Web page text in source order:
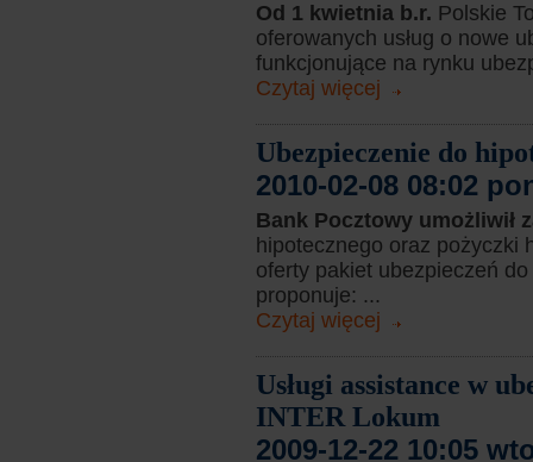
Od 1 kwietnia b.r. Polskie
oferowanych usług o nowe
funkcjonujące na rynku
Czytaj więcej
Ubezpieczenie do
2010-02-08 08:02
Bank Pocztowy umożliwił
hipotecznego oraz pożyczki
oferty pakiet ubezpieczeń
proponuje: ...
Czytaj więcej
Usługi assistance w
INTER Lokum
2009-12-22 10:05